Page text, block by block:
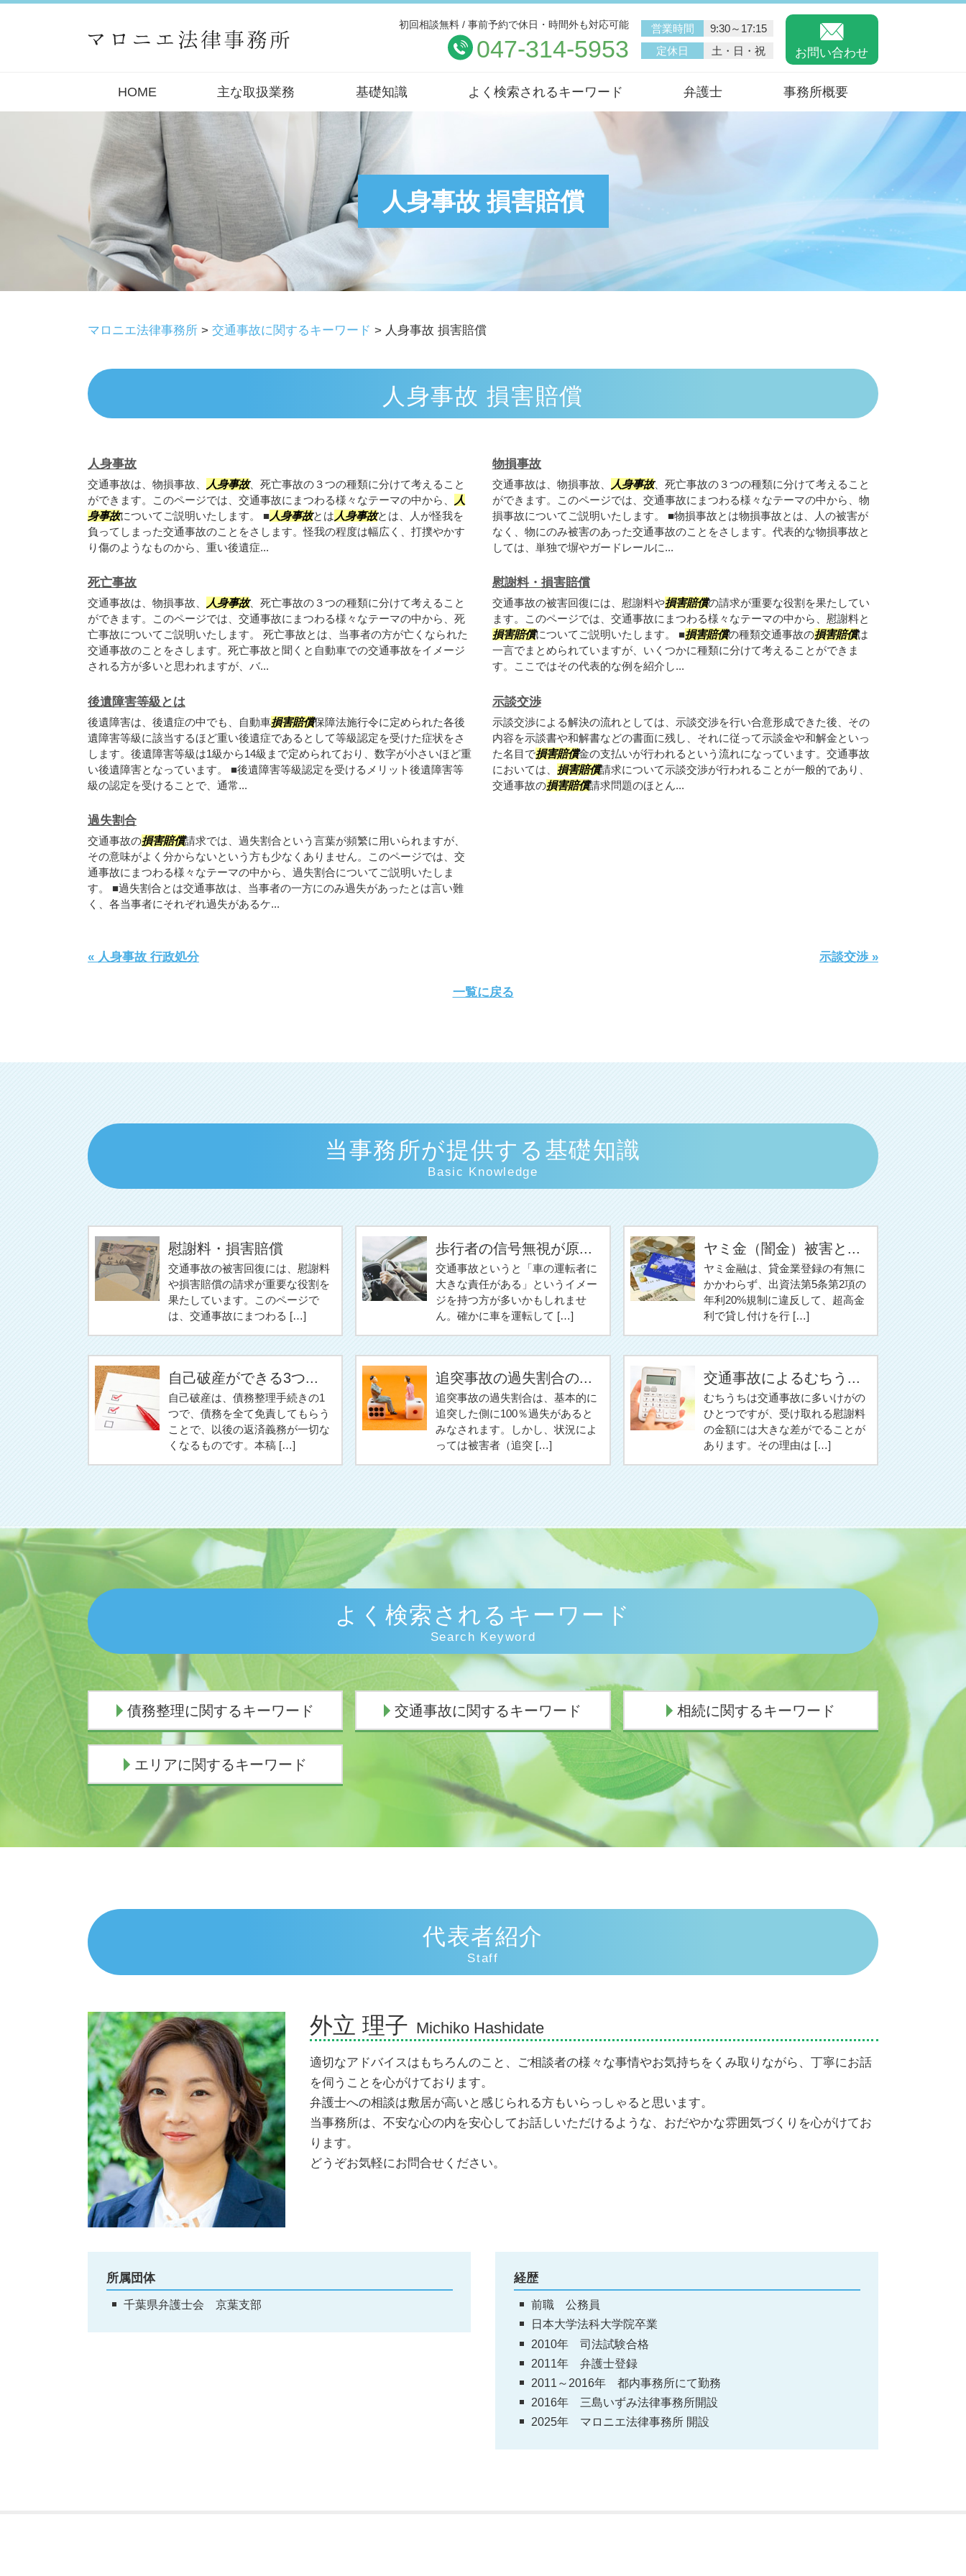
人身事故 損害賠償
初回相談無料 / 事前予約で休日・時間外も対応可能
047-314-5953
営業時間
9:30～17:15
定休日
土・日・祝 お問い合わせ
HOME 主な取扱業務 基礎知識 よく検索されるキーワード 弁護士 事務所概要
マロニエ法律事務所 > 交通事故に関するキーワード > 人身事故 損害賠償
人身事故 損害賠償
人身事故
交通事故は、物損事故、 人身事故、死亡事故の３つの種類に分けて考えること
ができます。このページでは、交通事故にまつわる様々なテーマの中から、
人
身事故についてご説明いたします。 ■人身事故とは 人身事故とは、人が怪我を
負ってしまった交通事故のことをさします。怪我の程度は幅広く、打撲やかす
り傷のようなものから、重い後遺症...
物損事故
交通事故は、物損事故、 人身事故、死亡事故の３つの種類に分けて考えること
ができます。このページでは、交通事故にまつわる様々なテーマの中から、物
損事故についてご説明いたします。 ■物損事故とは物損事故とは、人の被害が
なく、物にのみ被害のあった交通事故のことをさします。代表的な物損事故と
しては、単独で塀やガードレールに...
死亡事故
交通事故は、物損事故、 人身事故、死亡事故の３つの種類に分けて考えること
ができます。このページでは、交通事故にまつわる様々なテーマの中から、死
亡事故についてご説明いたします。 死亡事故とは、当事者の方が亡くなられた
交通事故のことをさします。死亡事故と聞くと自動車での交通事故をイメージ
される方が多いと思われますが、バ...
慰謝料・損害賠償
交通事故の被害回復には、慰謝料や損害賠償の請求が重要な役割を果たしてい
ます。このページでは、交通事故にまつわる様々なテーマの中から、慰謝料と
損害賠償についてご説明いたします。 ■損害賠償の種類交通事故の損害賠償は
一言でまとめられていますが、いくつかに種類に分けて考えることができま
す。ここではその代表的な例を紹介し...
後遺障害等級とは
後遺障害は、後遺症の中でも、自動車損害賠償保障法施行令に定められた各後
遺障害等級に該当するほど重い後遺症であるとして等級認定を受けた症状をさ
します。後遺障害等級は1級から14級まで定められており、数字が小さいほど重
い後遺障害となっています。 ■後遺障害等級認定を受けるメリット後遺障害等
級の認定を受けることで、通常...
示談交渉
示談交渉による解決の流れとしては、示談交渉を行い合意形成できた後、その
内容を示談書や和解書などの書面に残し、それに従って示談金や和解金といっ
た名目で損害賠償金の支払いが行われるという流れになっています。交通事故
においては、 損害賠償請求について示談交渉が行われることが一般的であり、
交通事故の損害賠償請求問題のほとん...
過失割合
交通事故の損害賠償請求では、過失割合という言葉が頻繁に用いられますが、
その意味がよく分からないという方も少なくありません。このページでは、交
通事故にまつわる様々なテーマの中から、過失割合についてご説明いたしま
す。 ■過失割合とは交通事故は、当事者の一方にのみ過失があったとは言い難
く、各当事者にそれぞれ過失があるケ...
« 人身事故 行政処分 示談交渉 »
一覧に戻る
当事務所が提供する基礎知識
Basic Knowledge
慰謝料・損害賠償
交通事故の被害回復には、慰謝料
や損害賠償の請求が重要な役割を
果たしています。このページで
は、交通事故にまつわる […]
歩行者の信号無視が原...
交通事故というと「車の運転者に
大きな責任がある」というイメー
ジを持つ方が多いかもしれませ
ん。確かに車を運転して […]
ヤミ金（闇金）被害と...
ヤミ金融は、貸金業登録の有無に
かかわらず、出資法第5条第2項の
年利20%規制に違反して、超高金
利で貸し付けを行 […]
自己破産ができる3つ...
自己破産は、債務整理手続きの1
つで、債務を全て免責してもらう
ことで、以後の返済義務が一切な
くなるものです。本稿 […]
追突事故の過失割合の...
追突事故の過失割合は、基本的に
追突した側に100％過失があると
みなされます。しかし、状況によ
っては被害者（追突 […]
交通事故によるむちう...
むちうちは交通事故に多いけがの
ひとつですが、受け取れる慰謝料
の金額には大きな差がでることが
あります。その理由は […]
よく検索されるキーワード
Search Keyword
債務整理に関するキーワード
債務整理 費用
債務整理 弁護士 おすすめ
任意整理 期間
民事再生 会社更生 違い
個人再生 デメリット
債務整理 デメリット 知恵袋
任意整理 デメリット
過払い金 時効
個人再生 任意整理
個人再生 費用 安い
個人再生 失敗 弁護士費用
交通事故に関するキーワード
過失割合 10対0
交通事故 弁護士 示談交渉 期間
物損事故 慰謝料
人身事故 慰謝料
交通事故 慰謝料むちうち
人身事故 行政処分
損害賠償の範囲
人身事故 損害賠償
逸失利益 とは
交通事故 過失割合9対1
交通事故 過失割合納得いかない
交通事故 むちうち 慰謝料
相続に関するキーワード
相続放棄 手続き 費用
代襲相続 順位
遺産相続 放棄 兄弟
代襲相続 トラブル
相続人 行方不明
相続 子供死亡 孫
相続手続き 誰に頼む
相続順位 図
法定相続人 孫
エリアに関するキーワード
交通事故 弁護士 三島市
債務整理 弁護士 富士市
相続 弁護士 沼津市
債務整理 弁護士 熱海市
相続 弁護士 伊豆市
相続 弁護士 三島市
交通事故 弁護士 沼津市
債務整理 弁護士 伊東市
相続 弁護士 富士市
債務整理 弁護士 沼津市
交通事故 弁護士 伊東市
債務整理 弁護士 伊豆市
代表者紹介
Staff
外立 理子 Michiko Hashidate
適切なアドバイスはもちろんのこと、ご相談者の様々な事情やお気持ちをくみ取りながら、丁寧にお話
を伺うことを心がけております。
弁護士への相談は敷居が高いと感じられる方もいらっしゃると思います。
当事務所は、不安な心の内を安心してお話しいただけるような、おだやかな雰囲気づくりを心がけてお
ります。
どうぞお気軽にお問合せください。
所属団体
千葉県弁護士会 京葉支部
経歴
前職 公務員
日本大学法科大学院卒業
2010年 司法試験合格
2011年 弁護士登録
2011～2016年 都内事務所にて勤務
2016年 三島いずみ法律事務所開設
2025年 マロニエ法律事務所 開設